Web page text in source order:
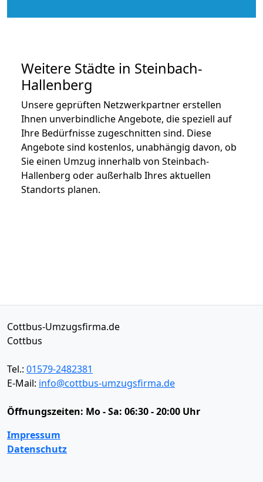
Weitere Städte in Steinbach-
Hallenberg
Unsere geprüften Netzwerkpartner erstellen
Ihnen unverbindliche Angebote, die speziell auf
Ihre Bedürfnisse zugeschnitten sind. Diese
Angebote sind kostenlos, unabhängig davon, ob
Sie einen Umzug innerhalb von Steinbach-
Hallenberg oder außerhalb Ihres aktuellen
Standorts planen.
Cottbus-Umzugsfirma.de
Cottbus
Tel.: 01579-2482381
E-Mail: info@cottbus-umzugsfirma.de
Öffnungszeiten: Mo - Sa: 06:30 - 20:00 Uhr
Impressum
Datenschutz